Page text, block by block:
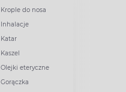
Krople do nosa
Inhalacje
Katar
Kaszel
Olejki eteryczne
Gorączka